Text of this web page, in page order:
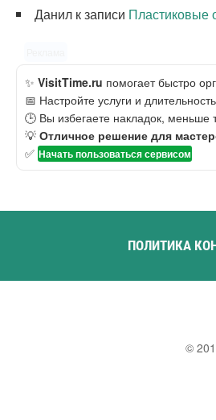
Данил к записи Пластиковые
✨ VisitTime.ru помогает быстро
📅 Настройте услуги и
🕒 Вы избегаете накладок, меньше
💡 Отличное решение для
✅ Начать пользоваться сервисом
ПОЛИТИКА
©